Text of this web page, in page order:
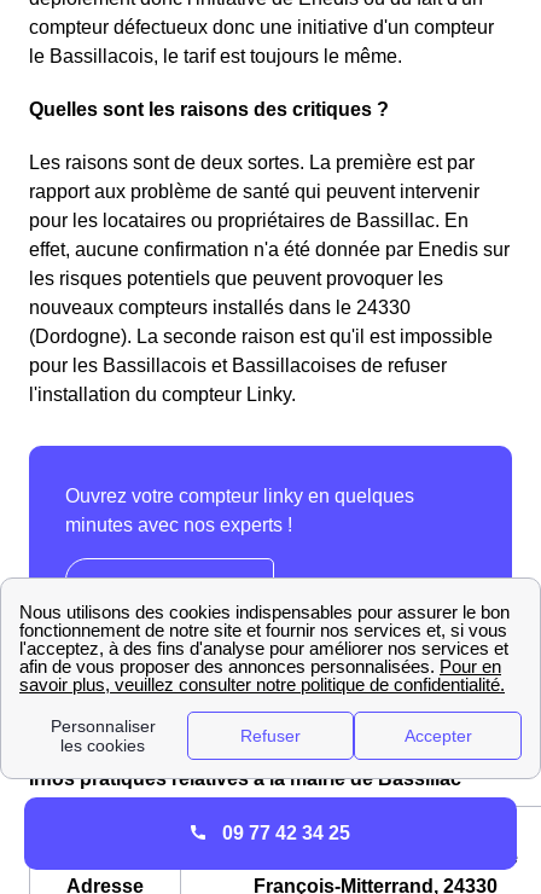
compteur défectueux donc une initiative d'un compteur
le Bassillacois, le tarif est toujours le même.
Quelles sont les raisons des critiques ?
Les raisons sont de deux sortes. La première est par
rapport aux problème de santé qui peuvent intervenir
pour les locataires ou propriétaires de Bassillac. En
effet, aucune confirmation n'a été donnée par Enedis sur
les risques potentiels que peuvent provoquer les
nouveaux compteurs installés dans le 24330
(Dordogne). La seconde raison est qu'il est impossible
pour les Bassillacois et Bassillacoises de refuser
l'installation du compteur Linky.
Infos pratiques relatives à la mairie de Bassillac
Adresse
Mairie de Bassillac, 750 avenue
François-Mitterrand, 24330
09 77 42 34 25